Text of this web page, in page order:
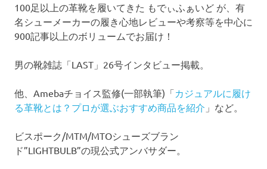
100足以上の革靴を履いてきた もでぃふぁいど が、有
名シューメーカーの履き心地レビューや考察等を中心に
900記事以上のボリュームでお届け！
男の靴雑誌「LAST」26号インタビュー掲載。
他、Amebaチョイス監修(一部執筆)「カジュアルに履け
る革靴とは？プロが選ぶおすすめ商品を紹介 」など。
ビスポーク/MTM/MTOシューズブラン
ド”LIGHTBULB”の現公式アンバサダー。